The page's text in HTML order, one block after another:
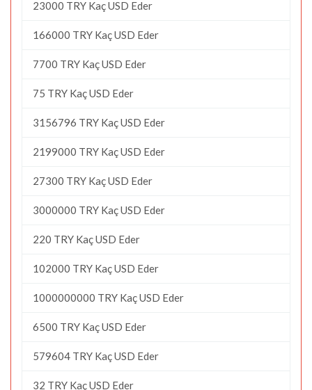
23000 TRY Kaç USD Eder
166000 TRY Kaç USD Eder
7700 TRY Kaç USD Eder
75 TRY Kaç USD Eder
3156796 TRY Kaç USD Eder
2199000 TRY Kaç USD Eder
27300 TRY Kaç USD Eder
3000000 TRY Kaç USD Eder
220 TRY Kaç USD Eder
102000 TRY Kaç USD Eder
1000000000 TRY Kaç USD Eder
6500 TRY Kaç USD Eder
579604 TRY Kaç USD Eder
32 TRY Kaç USD Eder